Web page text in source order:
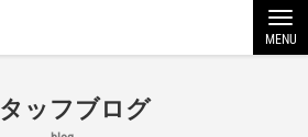
MENU
ッフブログ